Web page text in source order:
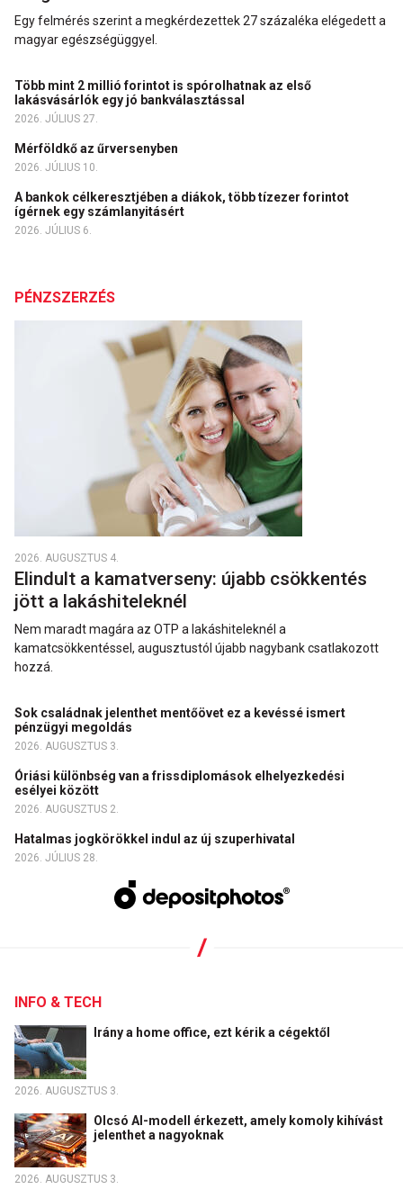
Egy felmérés szerint a megkérdezettek 27 százaléka elégedett a
magyar egészségüggyel.
Több mint 2 millió forintot is spórolhatnak az első
lakásvásárlók egy jó bankválasztással
2026. JÚLIUS 27.
Mérföldkő az űrversenyben
2026. JÚLIUS 10.
A bankok célkeresztjében a diákok, több tízezer forintot
ígérnek egy számlanyitásért
2026. JÚLIUS 6.
PÉNZSZERZÉS
2026. AUGUSZTUS 4.
Elindult a kamatverseny: újabb csökkentés
jött a lakáshiteleknél
Nem maradt magára az OTP a lakáshiteleknél a
kamatcsökkentéssel, augusztustól újabb nagybank csatlakozott
hozzá.
Sok családnak jelenthet mentőövet ez a kevéssé ismert
pénzügyi megoldás
2026. AUGUSZTUS 3.
Óriási különbség van a frissdiplomások elhelyezkedési
esélyei között
2026. AUGUSZTUS 2.
Hatalmas jogkörökkel indul az új szuperhivatal
2026. JÚLIUS 28.
INFO & TECH
Irány a home office, ezt kérik a cégektől
2026. AUGUSZTUS 3.
Olcsó AI-modell érkezett, amely komoly kihívást
jelenthet a nagyoknak
2026. AUGUSZTUS 3.